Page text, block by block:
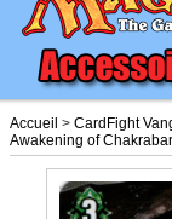
Accueil > CardFight
Awakening of